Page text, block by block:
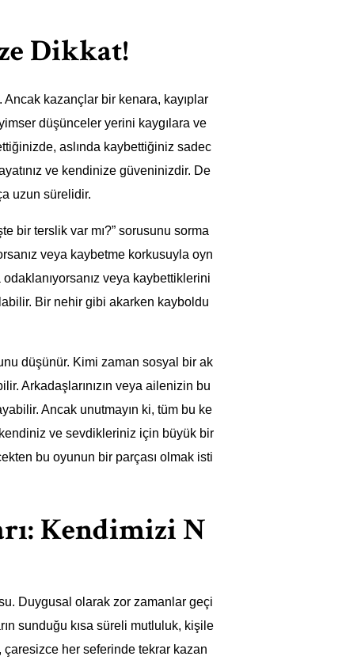
Dikkat!
Ancak kazançlar bir kenara, kayıplar
düşünceler yerini kaygılara ve
aslında kaybettiğiniz sadec
ve kendinize güveninizdir. De
uzun sürelidir.
bir terslik var mı?” sorusunu sorma
veya kaybetme korkusuyla oyn
veya kaybettiklerini
Bir nehir gibi akarken kayboldu
düşünür. Kimi zaman sosyal bir ak
Arkadaşlarınızın veya ailenizin bu
Ancak unutmayın ki, tüm bu ke
ve sevdikleriniz için büyük bir
bu oyunun bir parçası olmak isti
Kendimizi N
Duygusal olarak zor zamanlar geçi
sunduğu kısa süreli mutluluk, kişile
çaresizce her seferinde tekrar kazan